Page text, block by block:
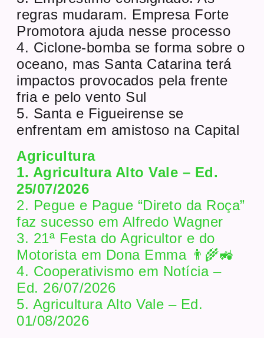
regras mudaram. Empresa Forte
Promotora ajuda nesse processo
4. Ciclone-bomba se forma sobre o
oceano, mas Santa Catarina terá
impactos provocados pela frente
fria e pelo vento Sul
5. Santa e Figueirense se
enfrentam em amistoso na Capital
Agricultura
1. Agricultura Alto Vale – Ed.
25/07/2026
2. Pegue e Pague “Direto da Roça”
faz sucesso em Alfredo Wagner
3. 21ª Festa do Agricultor e do
Motorista em Dona Emma 👨‍🌾🚜
4. Cooperativismo em Notícia –
Ed. 26/07/2026
5. Agricultura Alto Vale – Ed.
01/08/2026